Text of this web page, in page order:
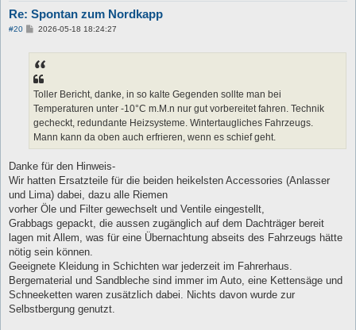
Re: Spontan zum Nordkapp
#20
B
r
a
g
2026-05-18 18:24:27
Toller Bericht, danke, in so kalte Gegenden sollte man bei
Temperaturen unter -10°C m.M.n nur gut vorbereitet fahren. Technik
gecheckt, redundante Heizsysteme. Wintertaugliches Fahrzeugs.
Mann kann da oben auch erfrieren, wenn es schief geht.
Danke für den Hinweis-
Wir hatten Ersatzteile für die beiden heikelsten Accessories (Anlasser
und Lima) dabei, dazu alle Riemen
vorher Öle und Filter gewechselt und Ventile eingestellt,
Grabbags gepackt, die aussen zugänglich auf dem Dachträger bereit
lagen mit Allem, was für eine Übernachtung abseits des Fahrzeugs hätte
nötig sein können.
Geeignete Kleidung in Schichten war jederzeit im Fahrerhaus.
Bergematerial und Sandbleche sind immer im Auto, eine Kettensäge und
Schneeketten waren zusätzlich dabei. Nichts davon wurde zur
Selbstbergung genutzt.